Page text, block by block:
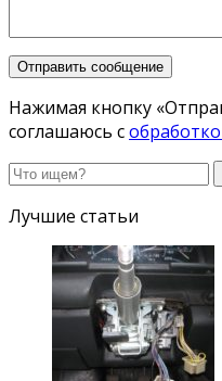
Нажимая кнопку
соглашаюсь с
Лучшие статьи